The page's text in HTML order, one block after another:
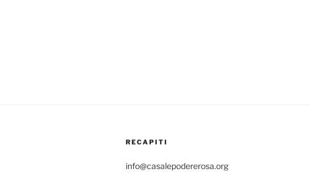
RECAPITI
info@casalepodererosa.org